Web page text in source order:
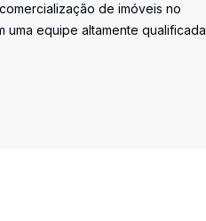
de imóveis no
uma equipe altamente qualificada